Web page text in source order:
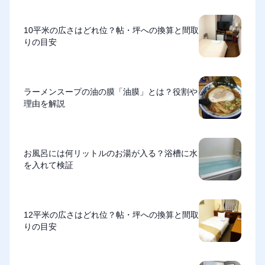
10平米の広さはどれ位？帖・坪への換算と間取
りの目安
ラーメンスープの油の膜「油膜」とは？役割や
理由を解説
お風呂には何リットルのお湯が入る？浴槽に水
を入れて検証
12平米の広さはどれ位？帖・坪への換算と間取
りの目安